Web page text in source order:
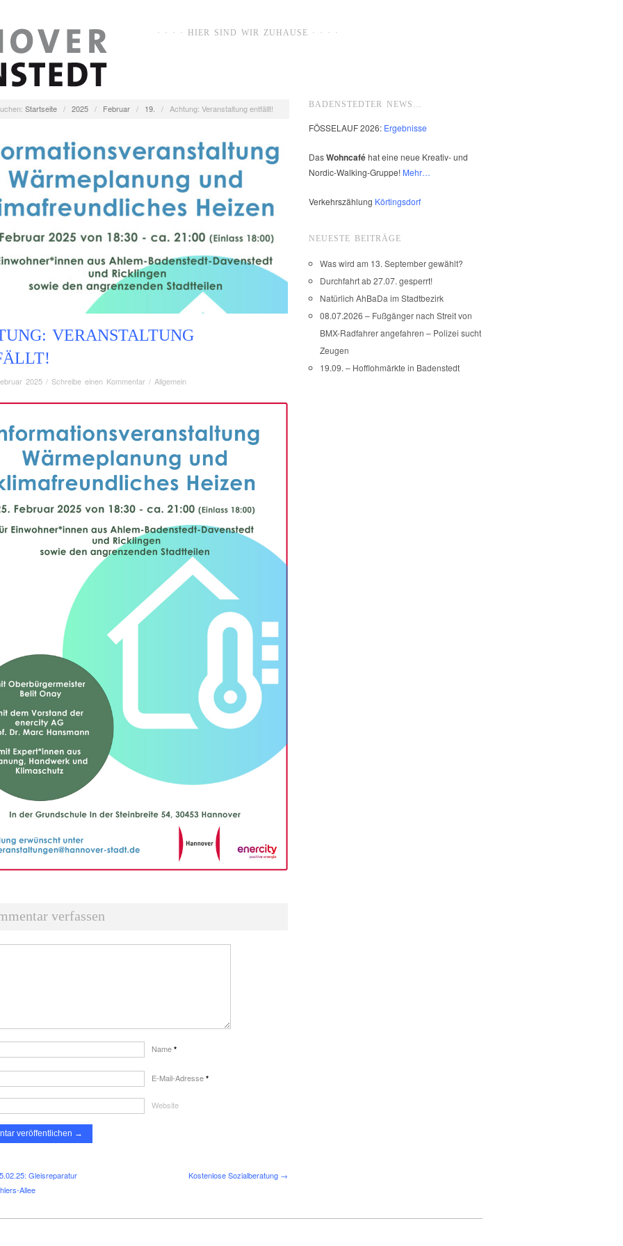
· · · · HIER SIND WIR ZUHAUSE · · · ·
Startseite / 2025 / Februar / 19. / Achtung: Veranstaltung entfällt!
VERANSTALTUNG
2025 / Schreibe einen Kommentar / Allgemein
verfassen
Name *
E-Mail-Adresse *
Website
Gleis­re­pa­ra­tur
Allee
Kostenlose Sozialberatung →
BADENSTEDTER NEWS…
FÖSSELAUF 2026: Ergebnisse
DasWohncaféhat eine neue Kreativ- und
Nordic-Walking-Gruppe! Mehr…
Verkehrszählung Körtingsdorf
NEUESTE BEITRÄGE
Was wird am 13. September gewählt?
Durchfahrt ab 27.07. gesperrt!
Natürlich AhBaDa im Stadtbezirk
08.07.2026 – Fußgänger nach Streit von
BMX-Radfahrer angefahren – Polizei sucht
Zeugen
19.09. – Hofflohmärkte in Badenstedt